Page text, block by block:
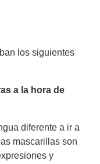
los siguientes
a la hora de
diferente a ir a
mascarillas son
y